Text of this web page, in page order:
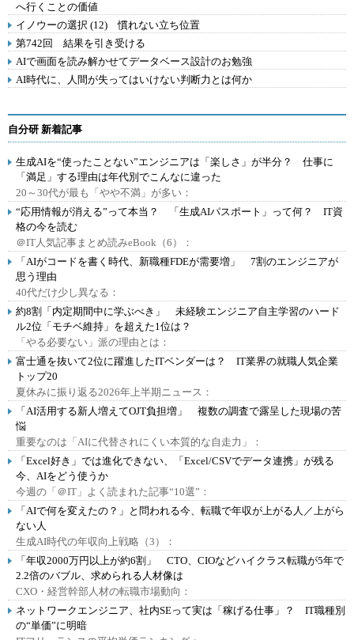
へ行くことの価値
イノウーの選択 (12) 慣れない立ち位置
第742回 結果を引き受ける
AIで画面を読み解かせてデータベース設計のお勉強
AI時代に、人間が失ってはいけない判断力とは何か
自分研 新着記事
生成AIを“使ったことない”エンジニアは「楽しさ」が半分？ 仕事に
「満足」する理由は年代別でこんなに違った
20～30代が最も「やや不満」が多い：
“応用情報が消える”って本当？ 「生成AIパスポート」って何？ IT資
格の今を読む
＠IT人気記事まとめ読みeBook（6）：
「AIがコードを書く時代、新職種FDEが需要増」 7割のエンジニアが
思う理由
40代だけ少し異なる：
約8割「内定期間中に学ぶべき」 未経験エンジニア自主学習のハード
ル2位「モチベ維持」を超えた1位は？
「やる必要ない」派の理由とは：
富士通を抜いて2位に躍進したITベンダーは？ IT業界の就職人気企業
トップ20
夏休みに振り返る2026年上半期ニュース：
「AI活用する新人増えてOJT負担増」 複数の調査で露呈した現場の苦
悩
重要なのは「AIに代替されにくい本質的な自走力」：
「Excel好き」では進化できない、「Excel/CSVでデータ連携」が残る
今、AIをどう使うか
今週の「＠IT」よく読まれた記事“10選”：
「AIで何を変えたの？」と問われる今、転職で年収が上がる人／上がら
ない人
生成AI時代の年収向上戦略（3）：
「年収2000万円以上が約6割」 CTO、CIOなどハイクラス転職が5年で
2.2倍のバブル、求められる人材像は
CXO・経営幹部人材の転職市場動向：
ネットワークエンジニア、社内SEって実は「稼げる仕事」？ IT職種別
の“単価”に明暗